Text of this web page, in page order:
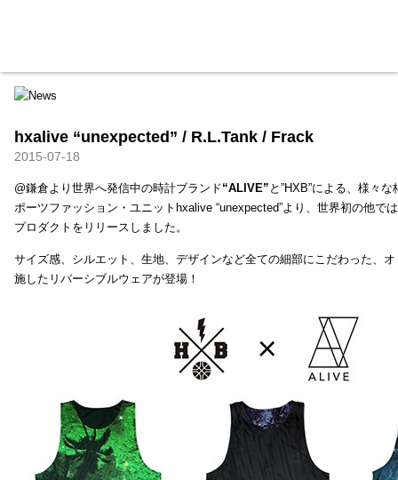
hxalive “unexpected” / R.L.Tank / Frack
2015-07-18
@鎌倉より世界へ発信中の時計ブランド“ALIVE” と”HXB”による、様々
ポーツファッション・ユニットhxalive “unexpected”より、世界初の他で
プロダクトをリリースしました。
サイズ感、シルエット、生地、デザインなど全ての細部にこだわった、
施したリバーシブルウェアが登場！